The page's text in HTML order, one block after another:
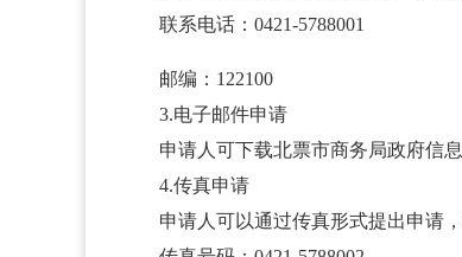
联系电话：0421-5788001
邮编：122100
3.电子邮件申请
申请人可下载北票市商务局政府信息
4.传真申请
申请人可以通过传真形式提出申请，